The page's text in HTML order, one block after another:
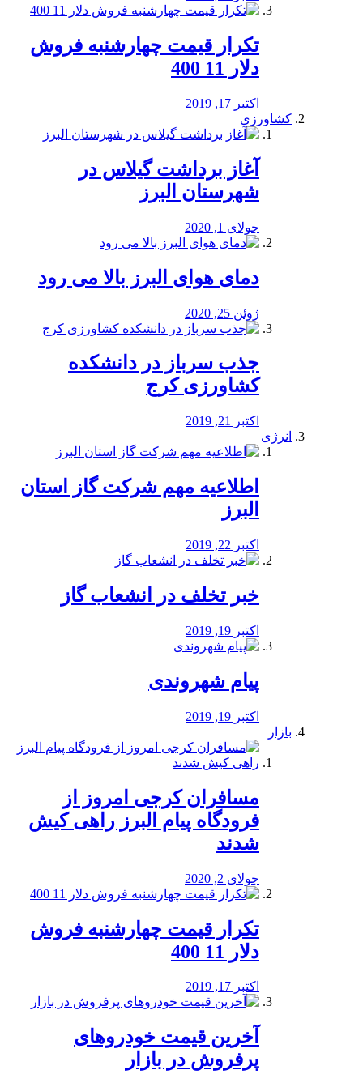
تکرار قیمت چهارشنبه فروش
دلار 11 400
اکتبر 17, 2019
کشاورزی
آغاز برداشت گیلاس در
شهرستان البرز
جولای 1, 2020
دمای هوای البرز بالا می رود
ژوئن 25, 2020
جذب سرباز در دانشکده
کشاورزی کرج
اکتبر 21, 2019
انرژی
️اطلاعیه مهم شرکت گاز استان
البرز
اکتبر 22, 2019
خبر تخلف در انشعاب گاز
اکتبر 19, 2019
پیام شهروندی
اکتبر 19, 2019
بازار
مسافران کرجی امروز از
فرودگاه پیام البرز راهی کیش
شدند
جولای 2, 2020
تکرار قیمت چهارشنبه فروش
دلار 11 400
اکتبر 17, 2019
آخرین قیمت خودرو‌های
پرفروش در بازار